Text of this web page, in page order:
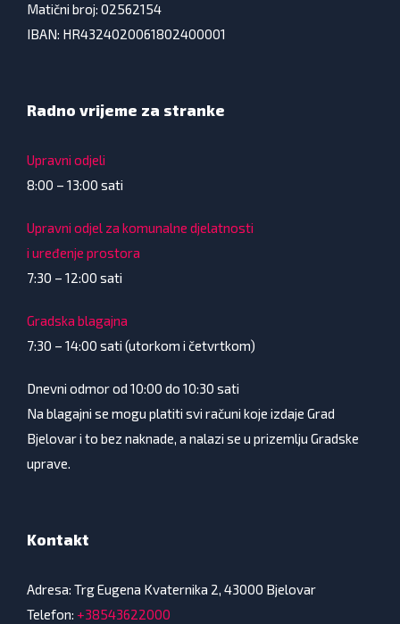
Matični broj: 02562154
IBAN: HR4324020061802400001
Radno vrijeme za stranke
Upravni odjeli
8:00 – 13:00 sati
Upravni odjel za komunalne djelatnosti
i uređenje prostora
7:30 – 12:00 sati
Gradska blagajna
7:30 – 14:00 sati (utorkom i četvrtkom)
Dnevni odmor od 10:00 do 10:30 sati
Na blagajni se mogu platiti svi računi koje izdaje Grad
Bjelovar i to bez naknade, a nalazi se u prizemlju Gradske
uprave.
Kontakt
Adresa: Trg Eugena Kvaternika 2, 43000 Bjelovar
Telefon: +38543622000